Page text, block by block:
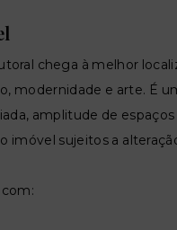
chega à melhor
modernidade e arte. É
amplitude de
imóvel sujeitos a